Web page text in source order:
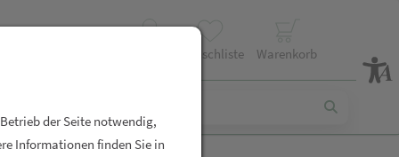
Wunschliste Warenkorb
der Seite notwendig,
Informationen finden Sie in